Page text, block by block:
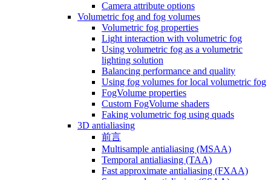
Camera attribute options
Volumetric fog and fog volumes
Volumetric fog properties
Light interaction with volumetric fog
Using volumetric fog as a volumetric
lighting solution
Balancing performance and quality
Using fog volumes for local volumetric fog
FogVolume properties
Custom FogVolume shaders
Faking volumetric fog using quads
3D antialiasing
前言
Multisample antialiasing (MSAA)
Temporal antialiasing (TAA)
Fast approximate antialiasing (FXAA)